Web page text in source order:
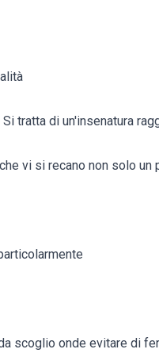
tratta di un'insenatura
vi si recano non solo un
scoglio onde evitare di